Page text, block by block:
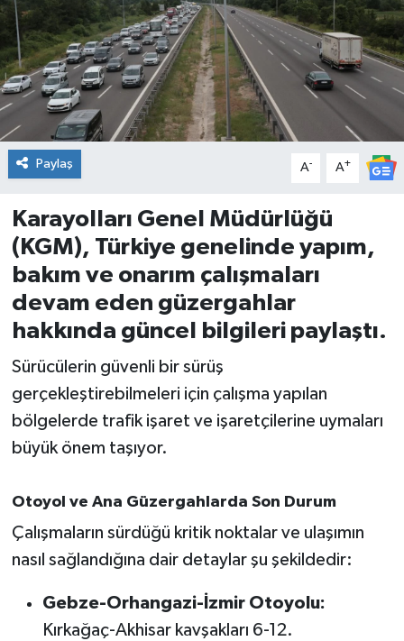
Paylaş A- A+
Karayolları Genel Müdürlüğü
(KGM), Türkiye genelinde yapım,
bakım ve onarım çalışmaları
devam eden güzergahlar
hakkında güncel bilgileri paylaştı.
Sürücülerin güvenli bir sürüş
gerçekleştirebilmeleri için çalışma yapılan
bölgelerde trafik işaret ve işaretçilerine uymaları
büyük önem taşıyor.
Otoyol ve Ana Güzergahlarda Son Durum
Çalışmaların sürdüğü kritik noktalar ve ulaşımın
nasıl sağlandığına dair detaylar şu şekildedir:
Gebze-Orhangazi-İzmir Otoyolu:
Kırkağaç-Akhisar kavşakları 6-12.
Edremit
EĞİTİM
EKONOMİ
Erdek
Gömeç
Gönen
Havran
KENT GÜNDEMİ
Kepsut
MAGAZİN
Manyas